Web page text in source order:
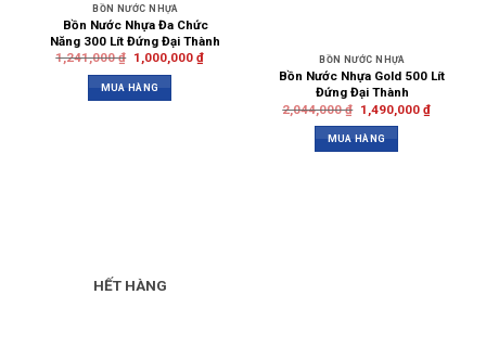
BỒN NƯỚC NHỰA
Bồn Nước Nhựa Đa Chức
Năng 300 Lít Đứng Đại Thành
1,241,000₫ 1,000,000 ₫
MUA HÀNG
BỒN NƯỚC NHỰA
Bồn Nước Nhựa Gold 500 Lít
Đứng Đại Thành
2,044,000₫ 1,490,000 ₫
MUA HÀNG
HẾT HÀNG